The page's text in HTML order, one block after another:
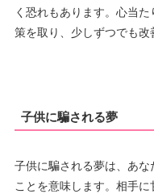
く恐れもあります。心当
策を取り、少しずつでも改
子供に騙される夢
子供に騙される夢は、あ
ことを意味します。相手